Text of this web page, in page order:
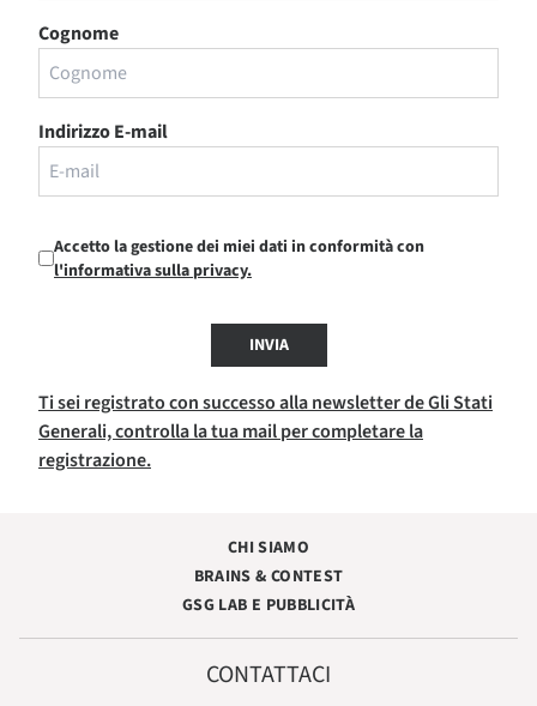
Cognome
Indirizzo E-mail
Accetto la gestione dei miei dati in conformità con
l'informativa sulla privacy.
INVIA
Ti sei registrato con successo alla newsletter de Gli Stati
Generali, controlla la tua mail per completare la
registrazione.
CHI SIAMO
BRAINS & CONTEST
GSG LAB E PUBBLICITÀ
CONTATTACI